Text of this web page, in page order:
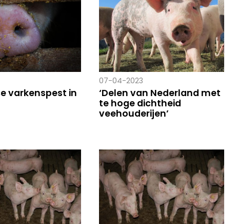
varkenspest in
07-04-2023
‘Delen van Nederland met
te hoge dichtheid
veehouderijen’